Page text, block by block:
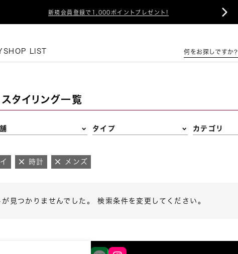
新規会員登録で1,000ポイントプレゼント! 
SHOP LIST 何をお探しですか?
スタイリング一覧
タイプ カテゴリ
時計 メンズ
見つかりませんでした。 検索条件を変更してください。